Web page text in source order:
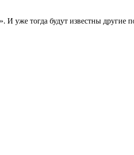
И уже тогда будут известны другие